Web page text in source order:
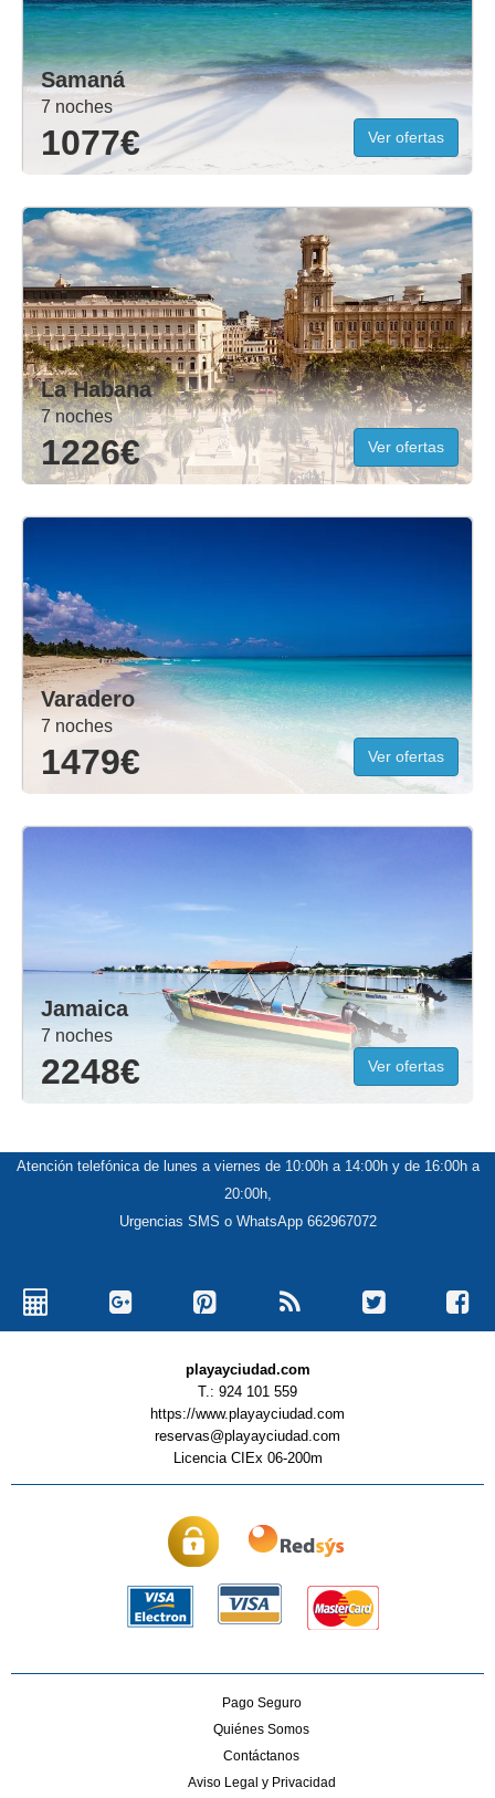
Samaná
7 noches
1077€ Ver ofertas
La Habana
7 noches
1226€ Ver ofertas
Varadero
7 noches
1479€ Ver ofertas
Jamaica
7 noches
2248€ Ver ofertas
Atención telefónica de lunes a viernes de 10:00h a 14:00h y de 16:00h a
20:00h,
Urgencias SMS o WhatsApp 662967072
playayciudad.com
T.: 924 101 559
https://www.playayciudad.com
reservas@playayciudad.com
Licencia CIEx 06-200m
Pago Seguro
Quiénes Somos
Contáctanos
Aviso Legal y Privacidad